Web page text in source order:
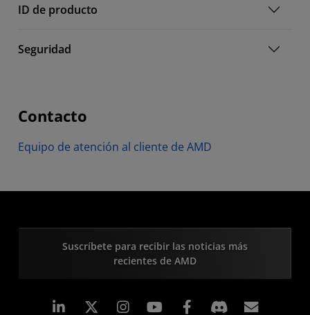
ID de producto
Seguridad
Contacto
Equipo de atención al cliente de AMD
Suscríbete para recibir las noticias más
recientes de AMD
LinkedIn Instagram Facebook